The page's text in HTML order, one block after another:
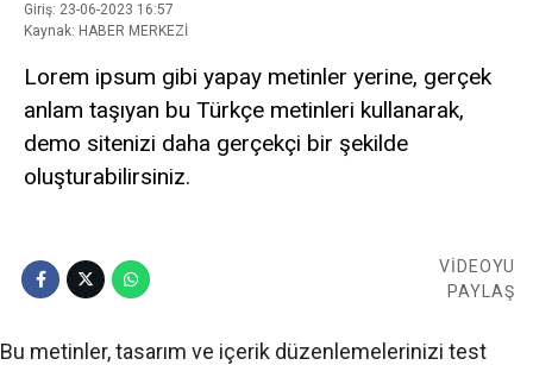
Giriş: 23-06-2023 16:57
Kaynak: HABER MERKEZİ
Lorem ipsum gibi yapay metinler yerine, gerçek
anlam taşıyan bu Türkçe metinleri kullanarak,
demo sitenizi daha gerçekçi bir şekilde
oluşturabilirsiniz.
VİDEOYU
PAYLAŞ
Bu metinler, tasarım ve içerik düzenlemelerinizi test